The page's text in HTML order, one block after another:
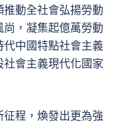
動全社會弘揚勞動
，凝集起億萬勞動
中國特點社會主義
會主義現代化國家
程，煥發出更為強